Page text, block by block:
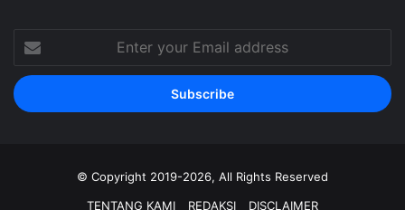
your
Email
address
© Copyright 2019-2026, All Rights Reserved
TENTANG KAMI
REDAKSI DISCLAIMER